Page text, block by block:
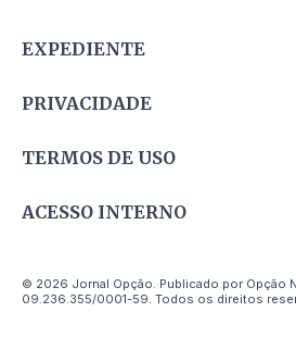
EXPEDIENTE
PRIVACIDADE
TERMOS DE USO
ACESSO INTERNO
© 2026 Jornal Opção. Publicado por Opção
09.236.355/0001-59. Todos os direitos